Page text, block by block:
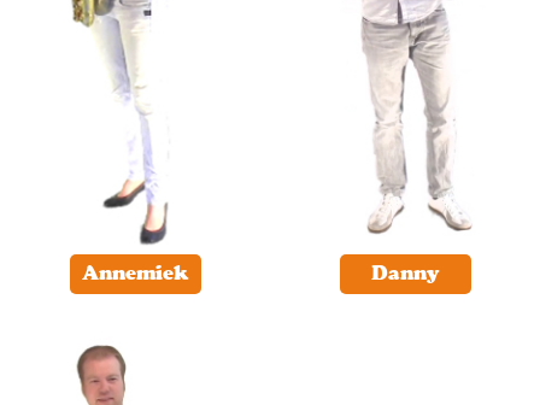
Annemiek Danny